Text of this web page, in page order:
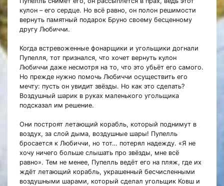
кулон – его сердце. Но всё равно, он полон решимости
вернуть памятный подарок Бруно своему бесценному
другу Любиччи.
Когда встревоженные фонарщики и угольщики догнали
Пупелля, тот признался, что хочет вернуть кулон
Любиччи даже несмотря на то, что это убьёт его самого.
Но прежде нужно помочь Любиччи осуществить его
мечту: пусть он увидит звёзды. Но как это сделать?
Воздушный шарик в руках маленького угольщика
подсказал им решение.
Они построят летающий корабль, который поднимут в
воздух, за слой дыма, воздушные шары! Пупелль
бросается к Любиччи, но тот… потерял надежду. «Я не
хочу ничего больше слышать про звёзды, мне всё
равно». Тем не менее, Пупелль ведёт его на пляж, где их
ждёт летающий корабль, украшенный бесчисленными
воздушными шарами, который сделал угольщик Ковш и